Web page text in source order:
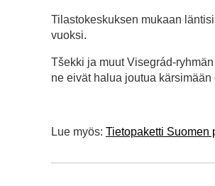
Tilastokeskuksen mukaan
vuoksi.
Tšekki ja muut Visegrád-
ne eivät halua joutua
Lue myös: Tietopaketti